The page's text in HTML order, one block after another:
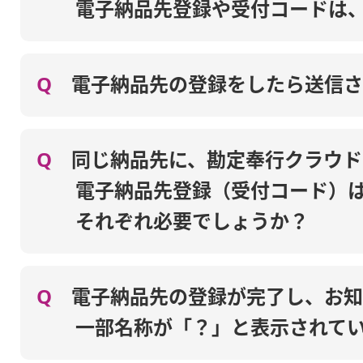
電子納品先登録や受付コードは
Q 電子納品先の登録をしたら送信
Q
同じ納品先に、勘定奉行クラウ
電子納品先登録（受付コード）
それぞれ必要でしょうか？
Q 電子納品先の登録が完了し、お
一部名称が「？」と表示されて